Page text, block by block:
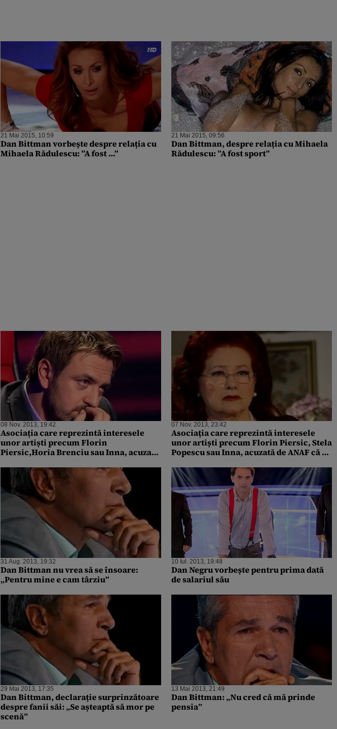
21 Mai 2015, 10:59
Dan Bittman vorbește despre relația cu
Mihaela Rădulescu: ”A fost …”
21 Mai 2015, 09:56
Dan Bittman, despre relația cu Mihaela
Rădulescu: ”A fost sport”
08 Nov. 2013, 19:42
Asociația care reprezintă interesele
unor artiști precum Florin
Piersic,Horia Brenciu sau Inna, acuzată
noapte, pampers sau sticle de horincă
07 Nov. 2013, 23:42
Asociația care reprezintă interesele
unor artiști precum Florin Piersic, Stela
Popescu sau Inna, acuzată de ANAF că a
pampers sau sticle de horincă
31 Aug. 2013, 19:32
Dan Bittman nu vrea să se însoare:
„Pentru mine e cam târziu”
10 Iul. 2013, 19:48
Dan Negru vorbește pentru prima dată
de salariul său
29 Mai 2013, 17:35
Dan Bittman, declarație surprinzătoare
despre fanii săi: „Se așteaptă să mor pe
scenă”
13 Mai 2013, 21:49
Dan Bittman: „Nu cred că mă prinde
pensia”